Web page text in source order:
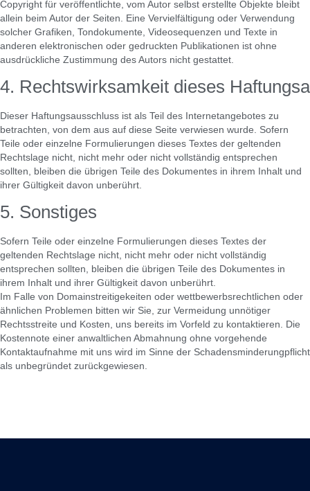
Copyright für veröffentlichte, vom Autor selbst erstellte Objekte bleibt
allein beim Autor der Seiten. Eine Vervielfältigung oder Verwendung
solcher Grafiken, Tondokumente, Videosequenzen und Texte in
anderen elektronischen oder gedruckten Publikationen ist ohne
ausdrückliche Zustimmung des Autors nicht gestattet.
4. Rechtswirksamkeit dieses
Dieser Haftungsausschluss ist als Teil des Internetangebotes zu
betrachten, von dem aus auf diese Seite verwiesen wurde. Sofern
Teile oder einzelne Formulierungen dieses Textes der geltenden
Rechtslage nicht, nicht mehr oder nicht vollständig entsprechen
sollten, bleiben die übrigen Teile des Dokumentes in ihrem Inhalt und
ihrer Gültigkeit davon unberührt.
5. Sonstiges
Sofern Teile oder einzelne Formulierungen dieses Textes der
geltenden Rechtslage nicht, nicht mehr oder nicht vollständig
entsprechen sollten, bleiben die übrigen Teile des Dokumentes in
ihrem Inhalt und ihrer Gültigkeit davon unberührt.
Im Falle von Domainstreitigekeiten oder wettbewerbsrechtlichen oder
ähnlichen Problemen bitten wir Sie, zur Vermeidung unnötiger
Rechtsstreite und Kosten, uns bereits im Vorfeld zu kontaktieren. Die
Kostennote einer anwaltlichen Abmahnung ohne vorgehende
Kontaktaufnahme mit uns wird im Sinne der Schadensminderungpflicht
als unbegründet zurückgewiesen.